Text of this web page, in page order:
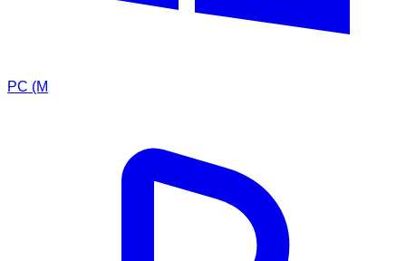
PC (M